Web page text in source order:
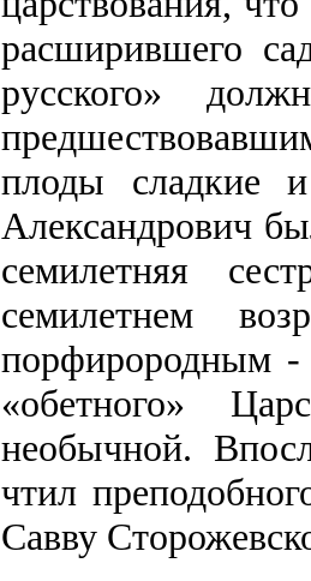
расширившего
русского»
плоды сладкие
Александрович
семилетняя
семилетнем
порфирородным -
«обетного»
необычной.
чтил
Савву